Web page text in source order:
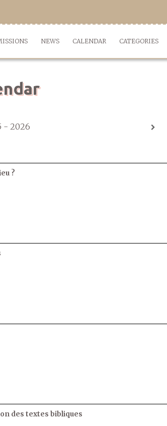
NEWS CALENDAR CATEGORIES
- 2026
?
des textes bibliques